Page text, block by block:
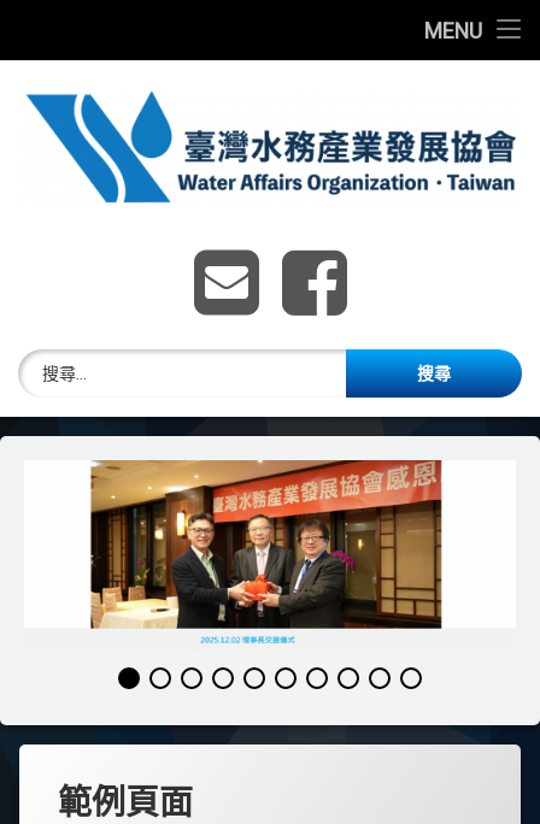
MENU
關於我們
團體會員
臺灣水務發展研討會
加入會員
English Website
歷年獲獎名單
content
臺灣水務
E-mail
搜尋關鍵字:
範例頁面